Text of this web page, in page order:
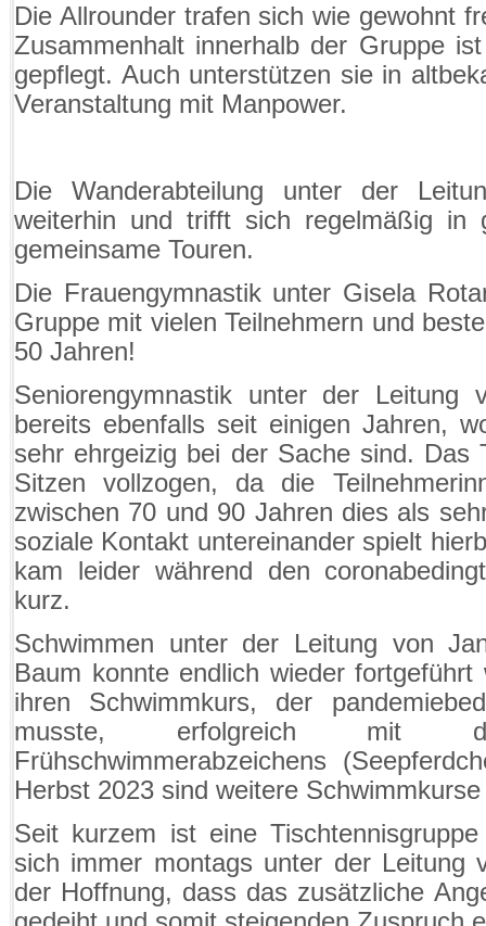
Die Allrounder trafen sich wie gewohnt
Zusammenhalt innerhalb der Gruppe
gepflegt. Auch unterstützen sie in
Veranstaltung mit Manpower.
Die Wanderabteilung unter der
weiterhin und trifft sich regelmäßig in
gemeinsame Touren.
Die Frauengymnastik unter Gisela
Gruppe mit vielen Teilnehmern und
50 Jahren!
Seniorengymnastik unter der Leitung
bereits ebenfalls seit einigen Jahren,
sehr ehrgeizig bei der Sache sind. Das
Sitzen vollzogen, da die
zwischen 70 und 90 Jahren dies als
soziale Kontakt untereinander spielt
kam leider während den
kurz.
Schwimmen unter der Leitung von
Baum konnte endlich wieder
ihren Schwimmkurs, der
musste, erfolgreich mit
Frühschwimmerabzeichens
Herbst 2023 sind weitere
Seit kurzem ist eine
sich immer montags unter der Leitung
der Hoffnung, dass das zusätzliche